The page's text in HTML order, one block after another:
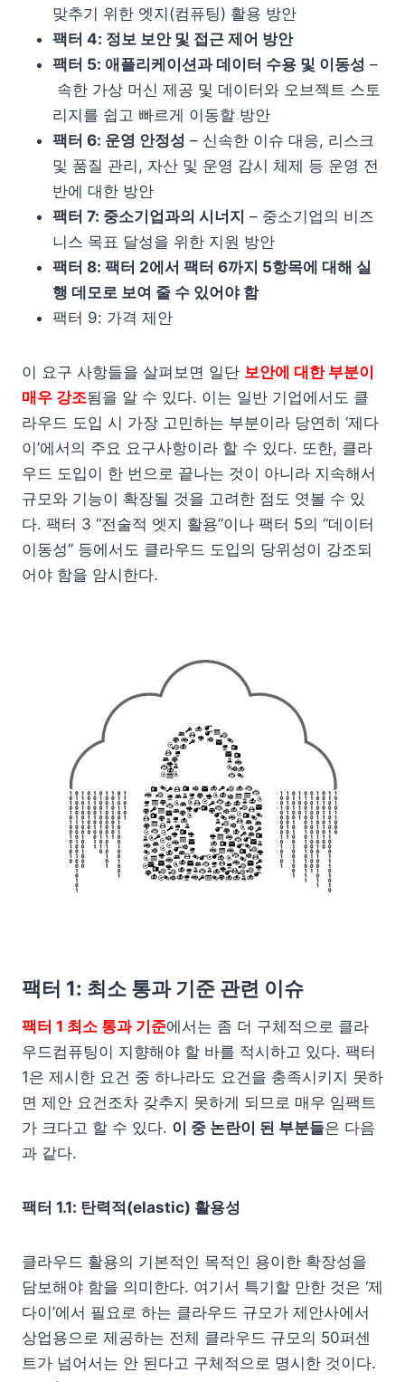
맞추기 위한 엣지(컴퓨팅) 활용 방안
팩터 4: 정보 보안 및 접근 제어 방안
팩터 5: 애플리케이션과 데이터 수용 및 이동성 –
속한 가상 머신 제공 및 데이터와 오브젝트 스토
리지를 쉽고 빠르게 이동할 방안
팩터 6: 운영 안정성 – 신속한 이슈 대응, 리스크
및 품질 관리, 자산 및 운영 감시 체제 등 운영 전
반에 대한 방안
팩터 7: 중소기업과의 시너지 – 중소기업의 비즈
니스 목표 달성을 위한 지원 방안
팩터 8: 팩터 2에서 팩터 6까지 5항목에 대해 실
행 데모로 보여 줄 수 있어야 함
팩터 9: 가격 제안
이 요구 사항들을 살펴보면 일단 보안에 대한 부분이
매우 강조됨을 알 수 있다. 이는 일반 기업에서도 클
라우드 도입 시 가장 고민하는 부분이라 당연히 ‘제다
이’에서의 주요 요구사항이라 할 수 있다. 또한, 클라
우드 도입이 한 번으로 끝나는 것이 아니라 지속해서
규모와 기능이 확장될 것을 고려한 점도 엿볼 수 있
다. 팩터 3 “전술적 엣지 활용”이나 팩터 5의 “데이터
이동성” 등에서도 클라우드 도입의 당위성이 강조되
어야 함을 암시한다.
팩터 1: 최소 통과 기준 관련 이슈
팩터 1 최소 통과 기준에서는 좀 더 구체적으로 클라
우드컴퓨팅이 지향해야 할 바를 적시하고 있다. 팩터
1은 제시한 요건 중 하나라도 요건을 충족시키지 못하
면 제안 요건조차 갖추지 못하게 되므로 매우 임팩트
가 크다고 할 수 있다. 이 중 논란이 된 부분들은 다음
과 같다.
팩터 1.1: 탄력적(elastic) 활용성
클라우드 활용의 기본적인 목적인 용이한 확장성을
담보해야 함을 의미한다. 여기서 특기할 만한 것은 ‘제
다이’에서 필요로 하는 클라우드 규모가 제안사에서
상업용으로 제공하는 전체 클라우드 규모의 50퍼센
트가 넘어서는 안 된다고 구체적으로 명시한 것이다.